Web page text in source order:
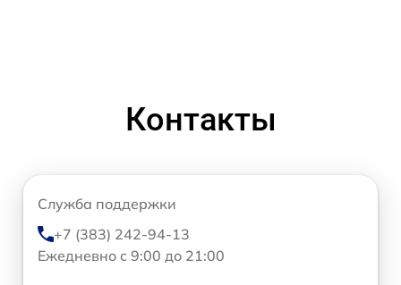
Контакты
Служба поддержки
+7 (383) 242-94-13
Ежедневно с 9:00 до 21:00